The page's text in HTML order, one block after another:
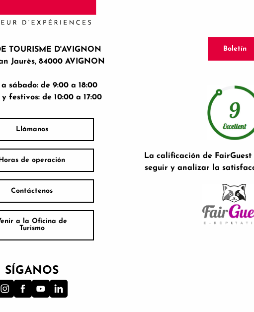
TOURISME D'AVIGNON
Jaurès, 84000 AVIGNON
a sábado: de 9:00 a 18:00
y festivos: de 10:00 a 17:00
Llámanos
Horas de operación
Contáctenos
a la Oficina de
Turismo
SÍGANOS
Boletín
La calificación de
seguir y analizar la